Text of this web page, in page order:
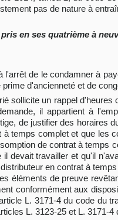
pas de nature à
en ses quatrième à
l'arrêt de le condamner à
d'ancienneté et de
sollicite un rappel
il appartient à
de justifier des horaires
à temps complet et que les
de contrat à temps
devait travailler et qu'il
en contrat à
éléments de preuve
conformément aux
L. 3171-4 du code du
L. 3123-25 et L. 3171-